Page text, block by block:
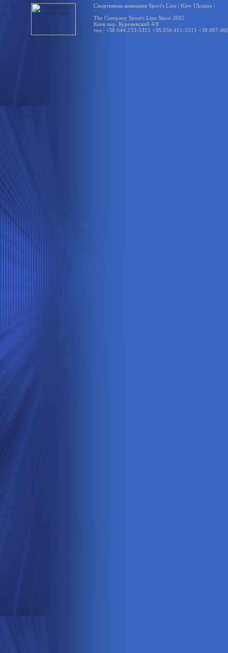
Спортивная компания Sport's Line | Kiev Ukraine |
The Company Sport's Line Since 2002
Киев пер. Куреневский 4/8
тел.: +38.044.233-5311 +38.050.411-5311